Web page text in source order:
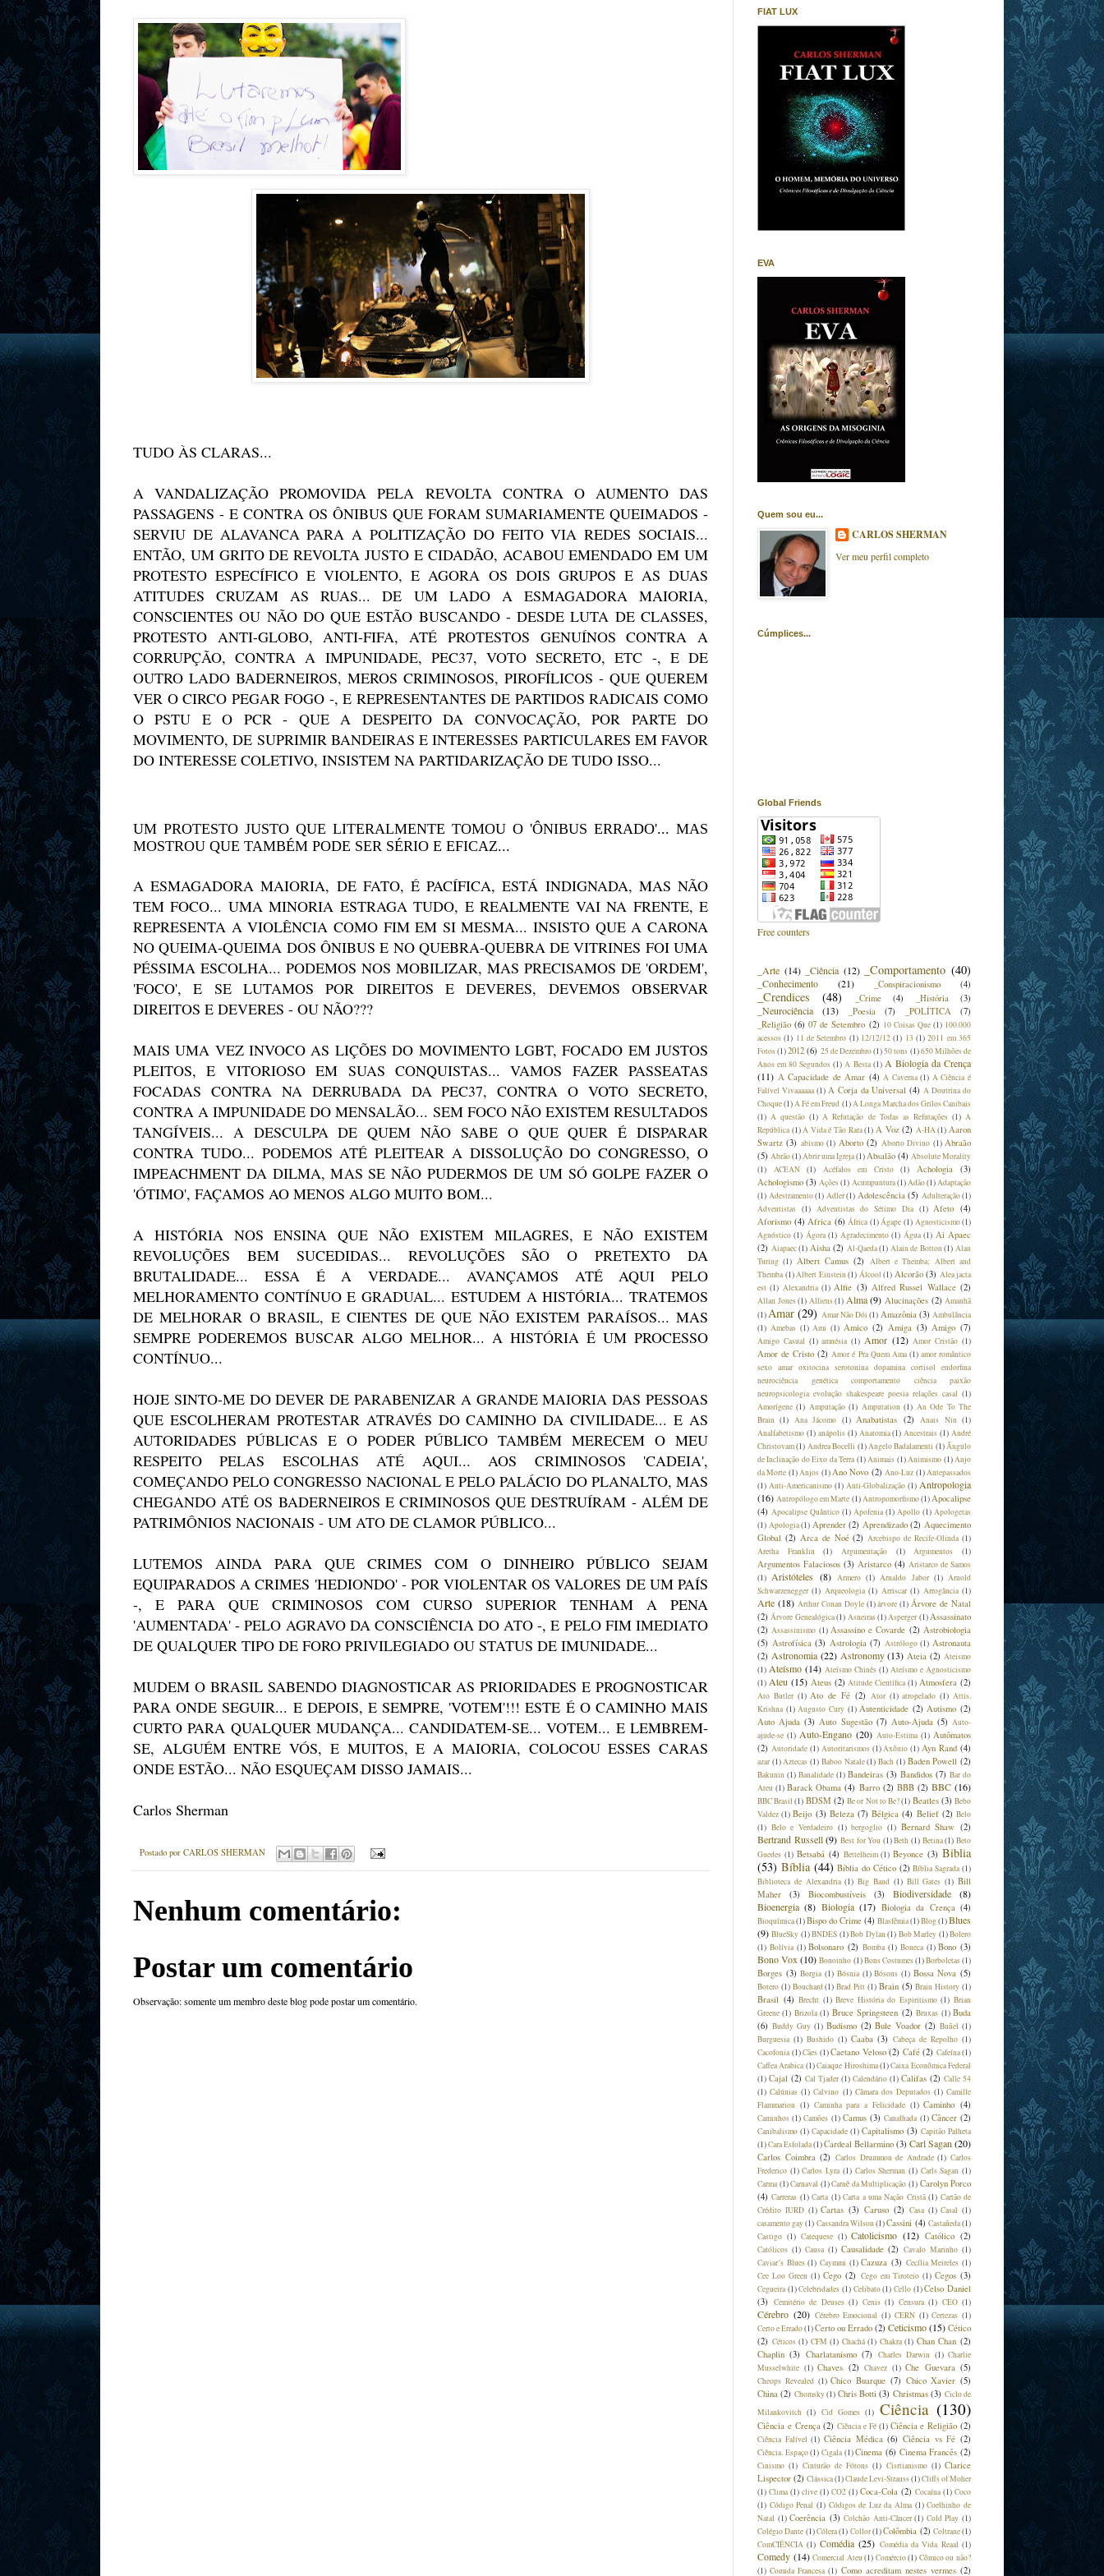
TUDO ÀS CLARAS...
A VANDALIZAÇÃO PROMOVIDA PELA REVOLTA CONTRA O AUMENTO DAS
PASSAGENS - E CONTRA OS ÔNIBUS QUE FORAM SUMARIAMENTE QUEIMADOS -
SERVIU DE ALAVANCA PARA A POLITIZAÇÃO DO FEITO VIA REDES SOCIAIS...
ENTÃO, UM GRITO DE REVOLTA JUSTO E CIDADÃO, ACABOU EMENDADO EM UM
PROTESTO ESPECÍFICO E VIOLENTO, E AGORA OS DOIS GRUPOS E AS DUAS
ATITUDES CRUZAM AS RUAS... DE UM LADO A ESMAGADORA MAIORIA,
CONSCIENTES OU NÃO DO QUE ESTÃO BUSCANDO - DESDE LUTA DE CLASSES,
PROTESTO ANTI-GLOBO, ANTI-FIFA, ATÉ PROTESTOS GENUÍNOS CONTRA A
CORRUPÇÃO, CONTRA A IMPUNIDADE, PEC37, VOTO SECRETO, ETC -, E DE
OUTRO LADO BADERNEIROS, MEROS CRIMINOSOS, PIROFÍLICOS - QUE QUEREM
VER O CIRCO PEGAR FOGO -, E REPRESENTANTES DE PARTIDOS RADICAIS COMO
O PSTU E O PCR - QUE A DESPEITO DA CONVOCAÇÃO, POR PARTE DO
MOVIMENTO, DE SUPRIMIR BANDEIRAS E INTERESSES PARTICULARES EM FAVOR
DO INTERESSE COLETIVO, INSISTEM NA PARTIDARIZAÇÃO DE TUDO ISSO...
UM PROTESTO JUSTO QUE LITERALMENTE TOMOU O 'ÔNIBUS ERRADO'... MAS
MOSTROU QUE TAMBÉM PODE SER SÉRIO E EFICAZ...
A ESMAGADORA MAIORIA, DE FATO, É PACÍFICA, ESTÁ INDIGNADA, MAS NÃO
TEM FOCO... UMA MINORIA ESTRAGA TUDO, E REALMENTE VAI NA FRENTE, E
REPRESENTA A VIOLÊNCIA COMO FIM EM SI MESMA... INSISTO QUE A CARONA
NO QUEIMA-QUEIMA DOS ÔNIBUS E NO QUEBRA-QUEBRA DE VITRINES FOI UMA
PÉSSIMA ESCOLHA... PODEMOS NOS MOBILIZAR, MAS PRECISAMOS DE 'ORDEM',
'FOCO', E SE LUTAMOS POR DIREITOS E DEVERES, DEVEMOS OBSERVAR
DIREITOS E DEVERES - OU NÃO???
MAIS UMA VEZ INVOCO AS LIÇÕES DO MOVIMENTO LGBT, FOCADO EM JUSTOS
PLEITOS, E VITORIOSO EM SUAS CONQUISTAS... VAMOS FAZER PASSEATAS
FOCADAS CONTRA NA DERRUBADA DA PEC37, CONTRA O VOTO SECRETO,
CONTRA A IMPUNIDADE DO MENSALÃO... SEM FOCO NÃO EXISTEM RESULTADOS
TANGÍVEIS... A DESCULPA DE QUEM NÃO SABE O QUE QUER É DISPARAR
CONTRA TUDO... PODEMOS ATÉ PLEITEAR A DISSOLUÇÃO DO CONGRESSO, O
IMPEACHMENT DA DILMA, MAS SE NÃO PUDERMOS DE UM SÓ GOLPE FAZER O
'ÓTIMO', FAÇAMOS AO MENOS ALGO MUITO BOM...
A HISTÓRIA NOS ENSINA QUE NÃO EXISTEM MILAGRES, E NÃO EXISTEM
REVOLUÇÕES BEM SUCEDIDAS... REVOLUÇÕES SÃO O PRETEXTO DA
BRUTALIDADE... ESSA É A VERDADE... AVANÇAMOS ATÉ AQUI PELO
MELHORAMENTO CONTÍNUO E GRADUAL... ESTUDEM A HISTÓRIA... TRATEMOS
DE MELHORAR O BRASIL, E CIENTES DE QUE NÃO EXISTEM PARAÍSOS... MAS
SEMPRE PODEREMOS BUSCAR ALGO MELHOR... A HISTÓRIA É UM PROCESSO
CONTÍNUO...
HOJE SINTO-ME DO DEVER DE PARABENIZAR A GRANDE MAIORIA DAS PESSOAS
QUE ESCOLHERAM PROTESTAR ATRAVÉS DO CAMINHO DA CIVILIDADE... E AS
AUTORIDADES PÚBLICAS E O PODER PÚBLICO TAMBÉM MERECEM O MEU
RESPEITO PELAS ESCOLHAS ATÉ AQUI... AOS CRIMINOSOS 'CADEIA',
COMEÇANDO PELO CONGRESSO NACIONAL E PELO PALÁCIO DO PLANALTO, MAS
CHEGANDO ATÉ OS BADERNEIROS E CRIMINOSOS QUE DESTRUÍRAM - ALÉM DE
PATRIMÔNIOS NACIONAIS - UM ATO DE CLAMOR PÚBLICO...
LUTEMOS AINDA PARA QUE CRIMES COM O DINHEIRO PÚBLICO SEJAM
EQUIPARADOS A CRIMES 'HEDIONDO' - POR VIOLENTAR OS VALORES DE UM PAÍS
-, E PARA QUE CRIMINOSOS COM CURSO SUPERIOR TENHAM A PENA
'AUMENTADA' - PELO AGRAVO DA CONSCIÊNCIA DO ATO -, E PELO FIM IMEDIATO
DE QUALQUER TIPO DE FORO PRIVILEGIADO OU STATUS DE IMUNIDADE...
MUDEM O BRASIL SABENDO DIAGNOSTICAR AS PRIORIDADES E PROGNOSTICAR
PARA ONDE SEGUIR... E DEPOIS, E SEMPRE, 'VOTEM'!!! ESTE É O CAMINHO MAIS
CURTO PARA QUALQUER MUDANÇA... CANDIDATEM-SE... VOTEM... E LEMBREM-
SE, ALGUÉM ENTRE VÓS, E MUITOS, E A MAIORIA, COLOCOU ESSES CARAS
ONDE ESTÃO... NÃO ESQUEÇAM DISSO JAMAIS...
Carlos Sherman
Postado por CARLOS SHERMAN
Nenhum comentário:
Postar um comentário
Observação: somente um membro deste blog pode postar um comentário.
FIAT LUX
EVA
Quem sou eu...
CARLOS SHERMAN
Ver meu perfil completo
Cúmplices...
Global Friends
Free counters
_Arte (14) _Ciência (12) _Comportamento (40)
_Conhecimento (21) _Conspiracionismo (4)
_Crendices (48) _Crime (4) _História (3)
_Neurociência (13) _Poesia (7) _POLÍTICA
(7)
_Religião (6) 07 de Setembro (2) 10 Coisas Que (1) 100.000
acessos (1) 11 de Setembro (1) 12/12/12 (1) 13 (1) 2011 em 365
Fotos(1)2012 (6) 25 de Dezembro(1)50 tons (1)650 Milhões de
Anos em 80 Segundos (1) A Besta (1) A Biologia da Crença
(11) A Capacidade de Amar (4) A Caverna (1) A Ciência é
Falível Vivaaaaaa (1) A Corja da Universal (4) A Doutrina do
Choque(1)A Fé em Freud (1)A Longa Marcha dos Grilos Canibais
(1) A questão (1) A Refutação de Todas as Refutações (1) A
República (1) A Vida é Tão Rara (1) A Voz (2) A-HA (1) Aaron
Swartz (3) abismo (1) Aborto (2) Aborto Divino (1) Abraão
(5) Abrão(1)Abrir uma Igreja(1)Absalão (4) Absolute Morality
(1)
ACEAN (1) Acéfalos em Cristo (1) Achologia
(3)
Achologismo (3) Ações(1) Acumpuntura(1)Adão(1)Adaptação
(1) Adestramento(1) Adler(1) Adolescência (5) Adulteração(1)
Adventistas (1) Adventistas do Sétimo Dia (1) Afeto (4)
Aforismo (4) Africa (6) África (1)Ágape (1) Agnosticismo(1)
Agnóstico (1) Ágora (1) Agradecimento (1) Água (1) Ai Apaec
(2) Aiapaec(1) Aisha (2) Al-Qaeda(1) Alain de Botton(1) Alan
Turing (1) Albert Camus (2)
Albert e Themba; Albert and
Themba (1)Albert Einstein(1) Álcool (1) Alcorão (3) Alea jacta
est (1) Alexandria (1) Alfie (3) Alfred Russel Wallace (2)
Allan Jones(1) Alliens(1) Alma (9) Alucinações (2) Amanhã
(1)Amar (29) Amar Não Dói (1) Amazônia (3) Ambulância
(1) Amebas (1) Ami (1) Amico (2) Amiga (3) Amigo (7)
Amigo Casual (1) amnésia (1) Amor (12) Amor Cristão (1)
Amor de Cristo (2) Amor é Pra Quem Ama (1) amor romântico
sexo amar oxitocina serotonina dopamina cortisol endorfina
neurociência genética comportamento ciência paixão
neuropsicologia evolução shakespeare poesia relações casal (1)
Amorígene (1) Amputação (1) Amputation (1) An Ode To The
Brain (1) Ana Jácomo (1) Anabatistas (2) Anais Nin (1)
Analfabetismo (1) anápolis (1) Anatomia (1) Ancestrais (1) André
Christovam(1) Andrea Bocelli (1)Angelo Badalamenti (1)Ângulo
de Inclinação do Eixo da Terra (1)Animais (1)Animismo (1)Anjo
da Morte (1)Anjos (1)Ano Novo (2) Ano-Luz (1)Antepassados
(1) Anti-Americanismo (1) Anti-Globalização (1) Antropologia
(16) Antropólogo em Marte (1)Antropomorfismo(1)Apocalipse
(4) Apocalipse Quântico (1) Apofenia (1) Apollo (1) Apologetas
(1) Apologia(1) Aprender (2) Aprendizado (2) Aquecimento
Global (2) Arca de Noé (2) Arcebispo de Recife-Olinda (1)
Aretha Franklin
(1) Argumentação (1) Argumentos (1)
Argumentos Falaciosos (3) Aristarco (4) Aristarco de Samos
(1) Aristóteles (8) Armero (1) Arnaldo Jabor (1) Arnold
Schwarzenegger (1) Arqueologia (1) Arriscar (1) Arrogância (1)
Arte (18) Arthur Conan Doyle (1) árvore (1) Árvore de Natal
(2) Árvore Genealógica(1) Asneiras(1)Asperger (1)Assassinato
(2) Assassinismo (1) Assassino e Covarde (2) Astrobiologia
(5) Astrofísica (3) Astrologia (7) Astrólogo (1) Astronauta
(2) Astronomia (22) Astronomy (13) Ateia (2) Ateismo
(1) Ateísmo (14) Ateísmo Chinês (1) Ateísmo e Agnosticismo
(1) Ateu (15) Ateus (2) Atitude Científica (1) Atmosfera (2)
Ato Butler (1) Ato de Fé (2) Ator (1) atropelado (1) Attis.
Krishna (1) Augusto Cury (1) Autenticidade (2) Autismo (2)
Auto Ajuda (3) Auto Sugestão (7) Auto-Ajuda (5) Auto-
ajude-se (1) Auto-Engano (20) Auto-Estima (1) Autômatos
(2) Autoridade (1) Autoritarismos (1) Axônio (1) Ayn Rand (4)
azar (1) Aztecas (1) Baboo Natale (1) Bach (1) Baden Powell (2)
Bakunin (1) Banalidade (1) Bandeiras (3) Bandidos (7) Bar do
Ateu (1) Barack Obama (4) Barro (2) BBB (2) BBC (16)
BBC Brasil (1) BDSM (2) Be or Not to Be?(1) Beatles (3) Bebo
Valdez (1) Beijo (3) Beleza (7) Bélgica (4) Belief (2) Belo
(1) Belo e Verdadeiro (1) bergoglio (1) Bernard Shaw (2)
Bertrand Russell (9) Best for You (1) Beth (1) Betina (1) Beto
Guedes (1) Betsabá (4) Bettelheim (1) Beyonce (3) Biblia
(53) Bíblia (44) Bíblia do Cético (2) Bíblia Sagrada (1)
Biblioteca de Alexandria (1) Big Band (1) Bill Gates (1) Bill
Maher
(3) Biocombustíveis (3) Biodiversidade
(8)
Bioenergia (8) Biologia (17) Biologia da Crença (4)
Bioquímica(1)Bispo do Crime (4) Blasfêmia(1)Blog(1)Blues
(9) BlueSky (1)BNDES (1)Bob Dylan(1) Bob Marley (1)Bolero
(1) Bolívia (1) Bolsonaro (2) Bomba (1) Boneca (1) Bono (3)
Bono Vox (10) Bonoinho (1)Bons Costumes(1)Borboletas(1)
Borges (3) Borgia (1) Bósnia (1) Bósons (1) Bossa Nova (5)
Botero (1) Bouchard (1) Brad Pitt (1) Brain (5) Brain History (1)
Brasil (4) Brecht (1) Breve História do Espiritismo (1) Brian
Greene (1) Brizola (1) Bruce Springsteen (2) Bruxas (1) Buda
(6) Buddy Guy (1) Budismo (2) Bule Voador (2) Buñel (1)
Burguesia (1) Bushido (1) Caaba (3) Cabeça de Repolho (1)
Cacofonia (1)Cães (1)Caetano Veloso (2) Café (2) Cafeína(1)
Caffea Arabica (1)Caiaque Hiroshima(1)Caixa Econômica Federal
(1) Cajal (2) Cal Tjader (1) Calendário (1) Califas (2) Calle 54
(1) Calúnias (1) Calvino (1) Câmara dos Deputados (1) Camille
Flammarion (1) Caminha para a Felicidade (1) Caminho (4)
Caminhos (1) Camões (1) Camus (3) Canalhada (1) Câncer (2)
Canibalismo (1) Capacidade (1) Capitalismo (3) Capitão Palheta
(1)Cara Esfolada(1)Cardeal Bellarmino (3) Carl Sagan (20)
Carlos Coimbra (2) Carlos Drummon de Andrade (1) Carlos
Frederico (1) Carlos Lyra (1) Carlos Sherman (1) Carls Sagan (1)
Carma (1)Carnaval (1)Carnê da Multiplicação (1) Carolyn Porco
(4) Carreras (1) Carta (1) Carta a uma Nação Cristã (1) Cartão de
Crédito IURD (1) Cartas (3) Caruso (2) Casa (1) Casal (1)
casamento gay(1) Cassandra Wilson(1)Cassini (4) Castañeda(1)
Castigo (1) Catequese (1) Catolicismo (12) Católico (2)
Católicos (1) Causa (1) Causalidade (2) Cavalo Marinho (1)
Caviar´s Blues (1) Caymmi (1) Cazuza (3) Cecília Meireles (1)
Cee Loo Green (1) Cego (2) Cego em Tiroteio (1) Cegos (3)
Cegueira (1) Celebridades (1) Celibato (1) Cello (1) Celso Daniel
(3)
Cemitério de Deuses (1) Cenis (1) Censura (1) CEO (1)
Cérebro (20) Cérebro Emocional (1) CERN (1) Certezas (1)
Certo e Errado(1)Certo ou Errado (2) Ceticismo(15) Cético
(2) Céticos (1) CFM (1) Chachá (1) Chakra (1) Chan Chan (2)
Chaplin (3) Charlatanismo (7) Charles Darwin (1) Charlie
Musselwhite (1) Chaves (2) Chavez (1) Che Guevara (5)
Cheops Revealed (1) Chico Buarque (7) Chico Xavier (5)
China (2) Chomsky(1) Chris Botti (3) Christmas (3) Ciclo de
Milankovitch (1) Cid Gomes (1) Ciência (130)
Ciência e Crença (2) Ciência e Fé (1) Ciência e Religião (2)
Ciência Falível (1) Ciência Médica (6) Ciência vs Fé (2)
Ciência. Espaço (1) Cigala (1) Cinema (6) Cinema Francês (2)
Cinismo (1) Cinturão de Fótons (1) Cisrtianismo (1) Clarice
Lispector (2) Clássica(1)Claude Levi-Strauss(1)Cliffs of Moher
(1) Clima (1) clive (1) CO2 (1) Coca-Cola (2) Cocaína (1) Coco
(1) Código Penal (1) Códigos de Luz da Alma (1) Coelhinho de
Natal (1) Coerência (3) Colchão Anti-Câncer (1) Cold Play (1)
Colégio Dante (1)Cólera(1) Collor(1)Colômbia (2) Coltrane(1)
ComCIÊNCIA (1) Comédia (25) Comédia da Vida Reaal (1)
Comedy (14) Comercial Ateu(1) Comércio(1) Cômico ou não?
(1) Comida Francesa (1) Como acreditam nestes vermes (2)